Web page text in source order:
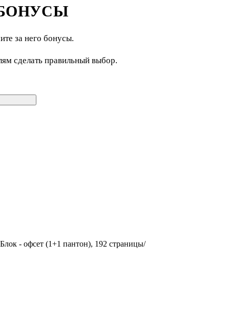
- офсет (1+1 пантон), 192 страницы/
за него бонусы.
сделать правильный выбор.